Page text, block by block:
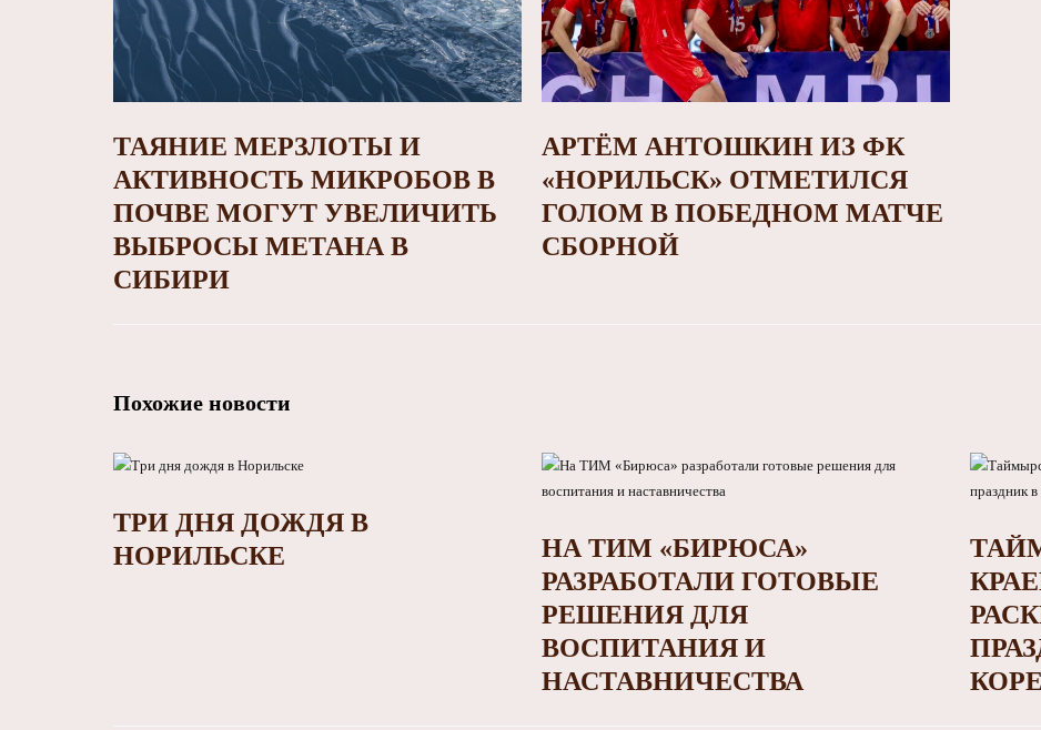
ТАЯНИЕ МЕРЗЛОТЫ И
АКТИВНОСТЬ МИКРОБОВ В
ПОЧВЕ МОГУТ УВЕЛИЧИТЬ
ВЫБРОСЫ МЕТАНА В
СИБИРИ
АРТЁМ АНТОШКИН ИЗ ФК
«НОРИЛЬСК» ОТМЕТИЛСЯ
ГОЛОМ В ПОБЕДНОМ МАТЧЕ
СБОРНОЙ
Похожие новости
ТРИ ДНЯ ДОЖДЯ В
НОРИЛЬСКЕ
НА ТИМ «БИРЮСА»
РАЗРАБОТАЛИ ГОТОВЫЕ
РЕШЕНИЯ ДЛЯ
ВОСПИТАНИЯ И
НАСТАВНИЧЕСТВА